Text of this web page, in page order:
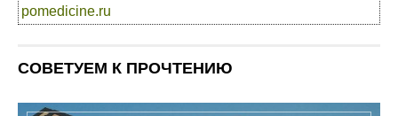
pomedicine.ru
СОВЕТУЕМ К ПРОЧТЕНИЮ